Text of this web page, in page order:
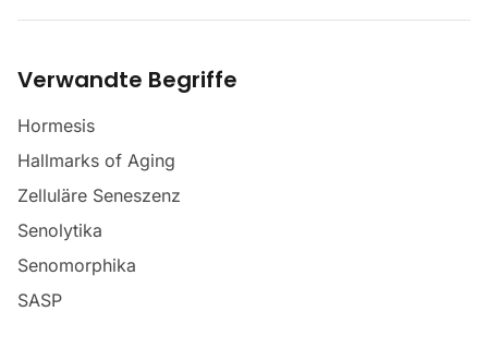
Verwandte Begriffe
Hormesis
Hallmarks of Aging
Zelluläre Seneszenz
Senolytika
Senomorphika
SASP